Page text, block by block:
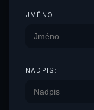
JMÉNO:
NADPIS: